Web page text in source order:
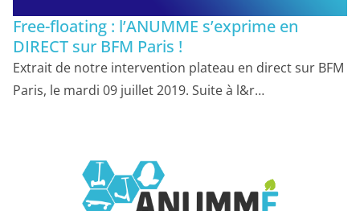
Free-floating : l’ANUMME s’exprime en
DIRECT sur BFM Paris !
Extrait de notre intervention plateau en direct sur BFM
Paris, le mardi 09 juillet 2019. Suite à l&r…